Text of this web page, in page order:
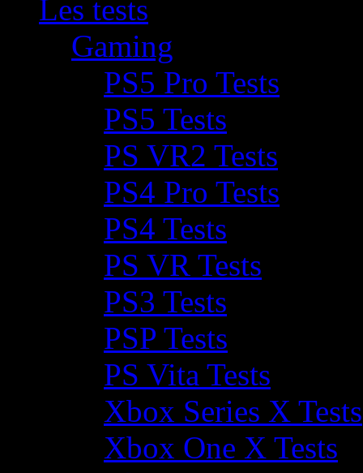
Les tests
Gaming
PS5 Pro Tests
PS5 Tests
PS VR2 Tests
PS4 Pro Tests
PS4 Tests
PS VR Tests
PS3 Tests
PSP Tests
PS Vita Tests
Xbox Series X Tests
Xbox One X Tests